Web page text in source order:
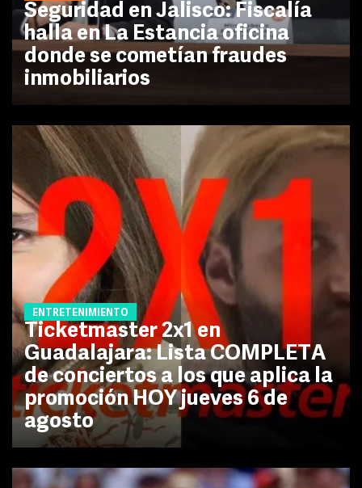
Seguridad en Jalisco: Fiscalía
halla en La Estancia oficina
donde se cometían fraudes
inmobiliarios
ENTRETENIMIENTO
Ticketmaster 2x1 en
Guadalajara: Lista COMPLETA
de conciertos a los que aplica la
promoción HOY jueves 6 de
agosto